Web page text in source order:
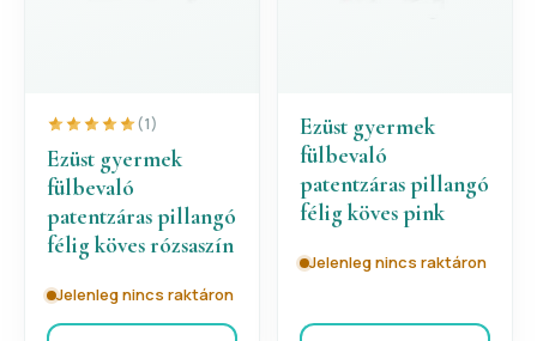
(1)
Ezüst gyermek
fülbevaló
patentzáras pillangó
félig köves rózsaszín
Jelenleg nincs raktáron
Ezüst gyermek
fülbevaló
patentzáras pillangó
félig köves pink
Jelenleg nincs raktáron